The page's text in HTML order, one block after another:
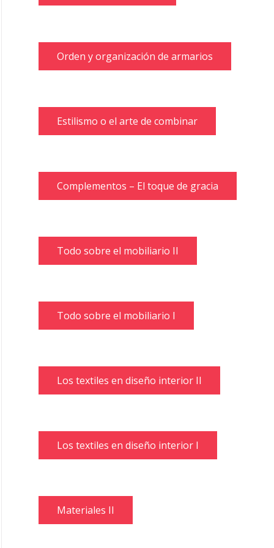
Orden y organización de armarios
Estilismo o el arte de combinar
Complementos – El toque de gracia
Todo sobre el mobiliario II
Todo sobre el mobiliario I
Los textiles en diseño interior II
Los textiles en diseño interior I
Materiales II